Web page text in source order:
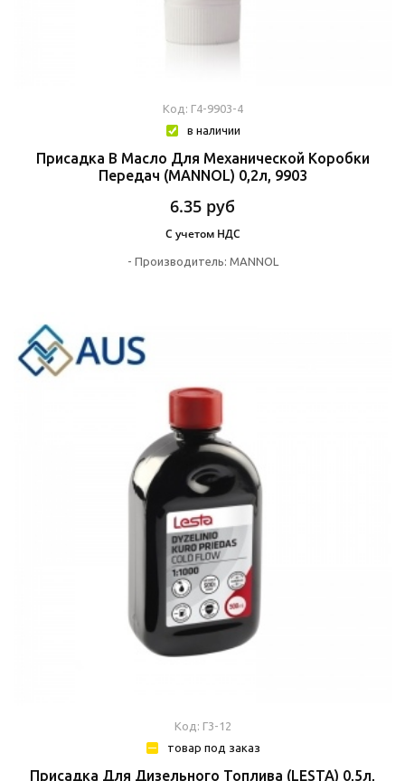
Код: Г4-9903-4
в наличии
Присадка В Масло Для Механической Коробки
Передач (MANNOL) 0,2л, 9903
6.35 руб
С учетом НДС
- Производитель: MANNOL
Код: Г3-12
товар под заказ
Присадка Для Дизельного Топлива (LESTA) 0,5л,